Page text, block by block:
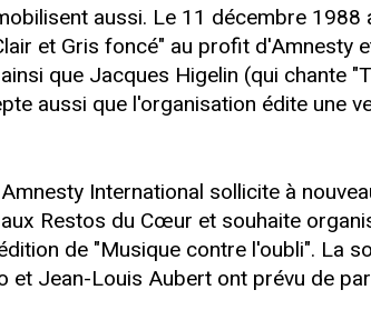
aussi. Le 11 décembre
et Gris foncé" au profit
que Jacques Higelin (qui chante
aussi que l'organisation édite une
International sollicite à
Restos du Cœur et souhaite
de "Musique contre l'oubli". La
et Jean-Louis Aubert ont prévu de